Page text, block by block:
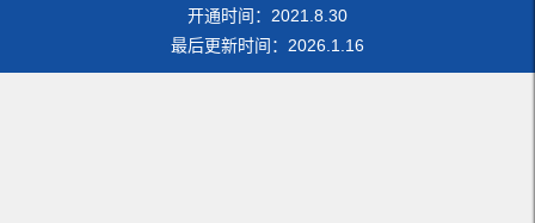
开通时间： 2021 8 30
最后更新时间： 2026 1 16